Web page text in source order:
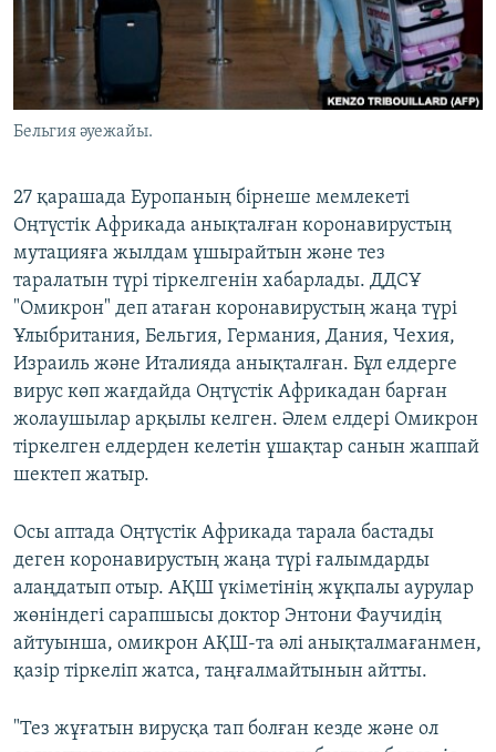
ЖАЗЫЛЫҢЫЗ
Басқа тілдерде
Бельгия әуежайы.
27 қарашада Еуропаның бірнеше мемлекеті
Оңтүстік Африкада анықталған коронавирустың
мутацияға жылдам ұшырайтын және тез
таралатын түрі тіркелгенін хабарлады. ДДСҰ
"Омикрон" деп атаған коронавирустың жаңа түрі
Ұлыбритания, Бельгия, Германия, Дания, Чехия,
Израиль және Италияда анықталған. Бұл елдерге
вирус көп жағдайда Оңтүстік Африкадан барған
жолаушылар арқылы келген. Әлем елдері Омикрон
тіркелген елдерден келетін ұшақтар санын жаппай
шектеп жатыр.
Осы аптада Оңтүстік Африкада тарала бастады
деген коронавирустың жаңа түрі ғалымдарды
алаңдатып отыр. АҚШ үкіметінің жұқпалы аурулар
жөніндегі сарапшысы доктор Энтони Фаучидің
айтуынша, омикрон АҚШ-та әлі анықталмағанмен,
қазір тіркеліп жатса, таңғалмайтынын айтты.
"Тез жұғатын вирусқа тап болған кезде және ол